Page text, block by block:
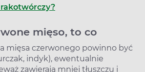
mięso, to co
mięsa czerwonego powinno być
indyk), ewentualnie
zawierają mniej tłuszczu i